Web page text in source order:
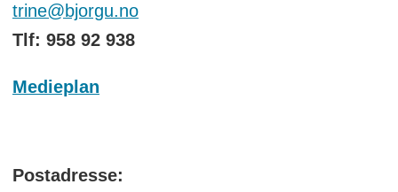
trine@bjorgu.no
Tlf: 958 92 938
Medieplan
Postadresse: